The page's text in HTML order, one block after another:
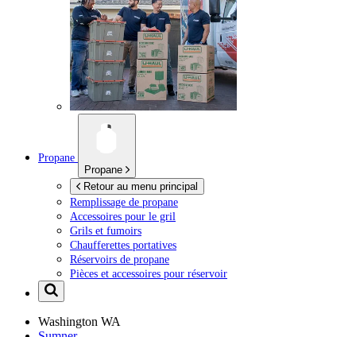
Propane
Propane
Retour au menu principal
Remplissage de propane
Accessoires pour le gril
Grils et fumoirs
Chaufferettes portatives
Réservoirs de propane
Pièces et accessoires pour réservoir
Washington WA